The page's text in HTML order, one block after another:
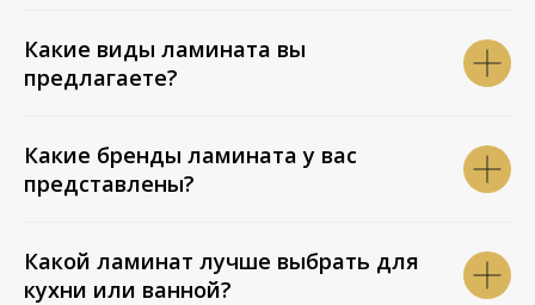
Какие виды ламината вы
предлагаете?
Какие бренды ламината у вас
представлены?
Какой ламинат лучше выбрать для
кухни или ванной?